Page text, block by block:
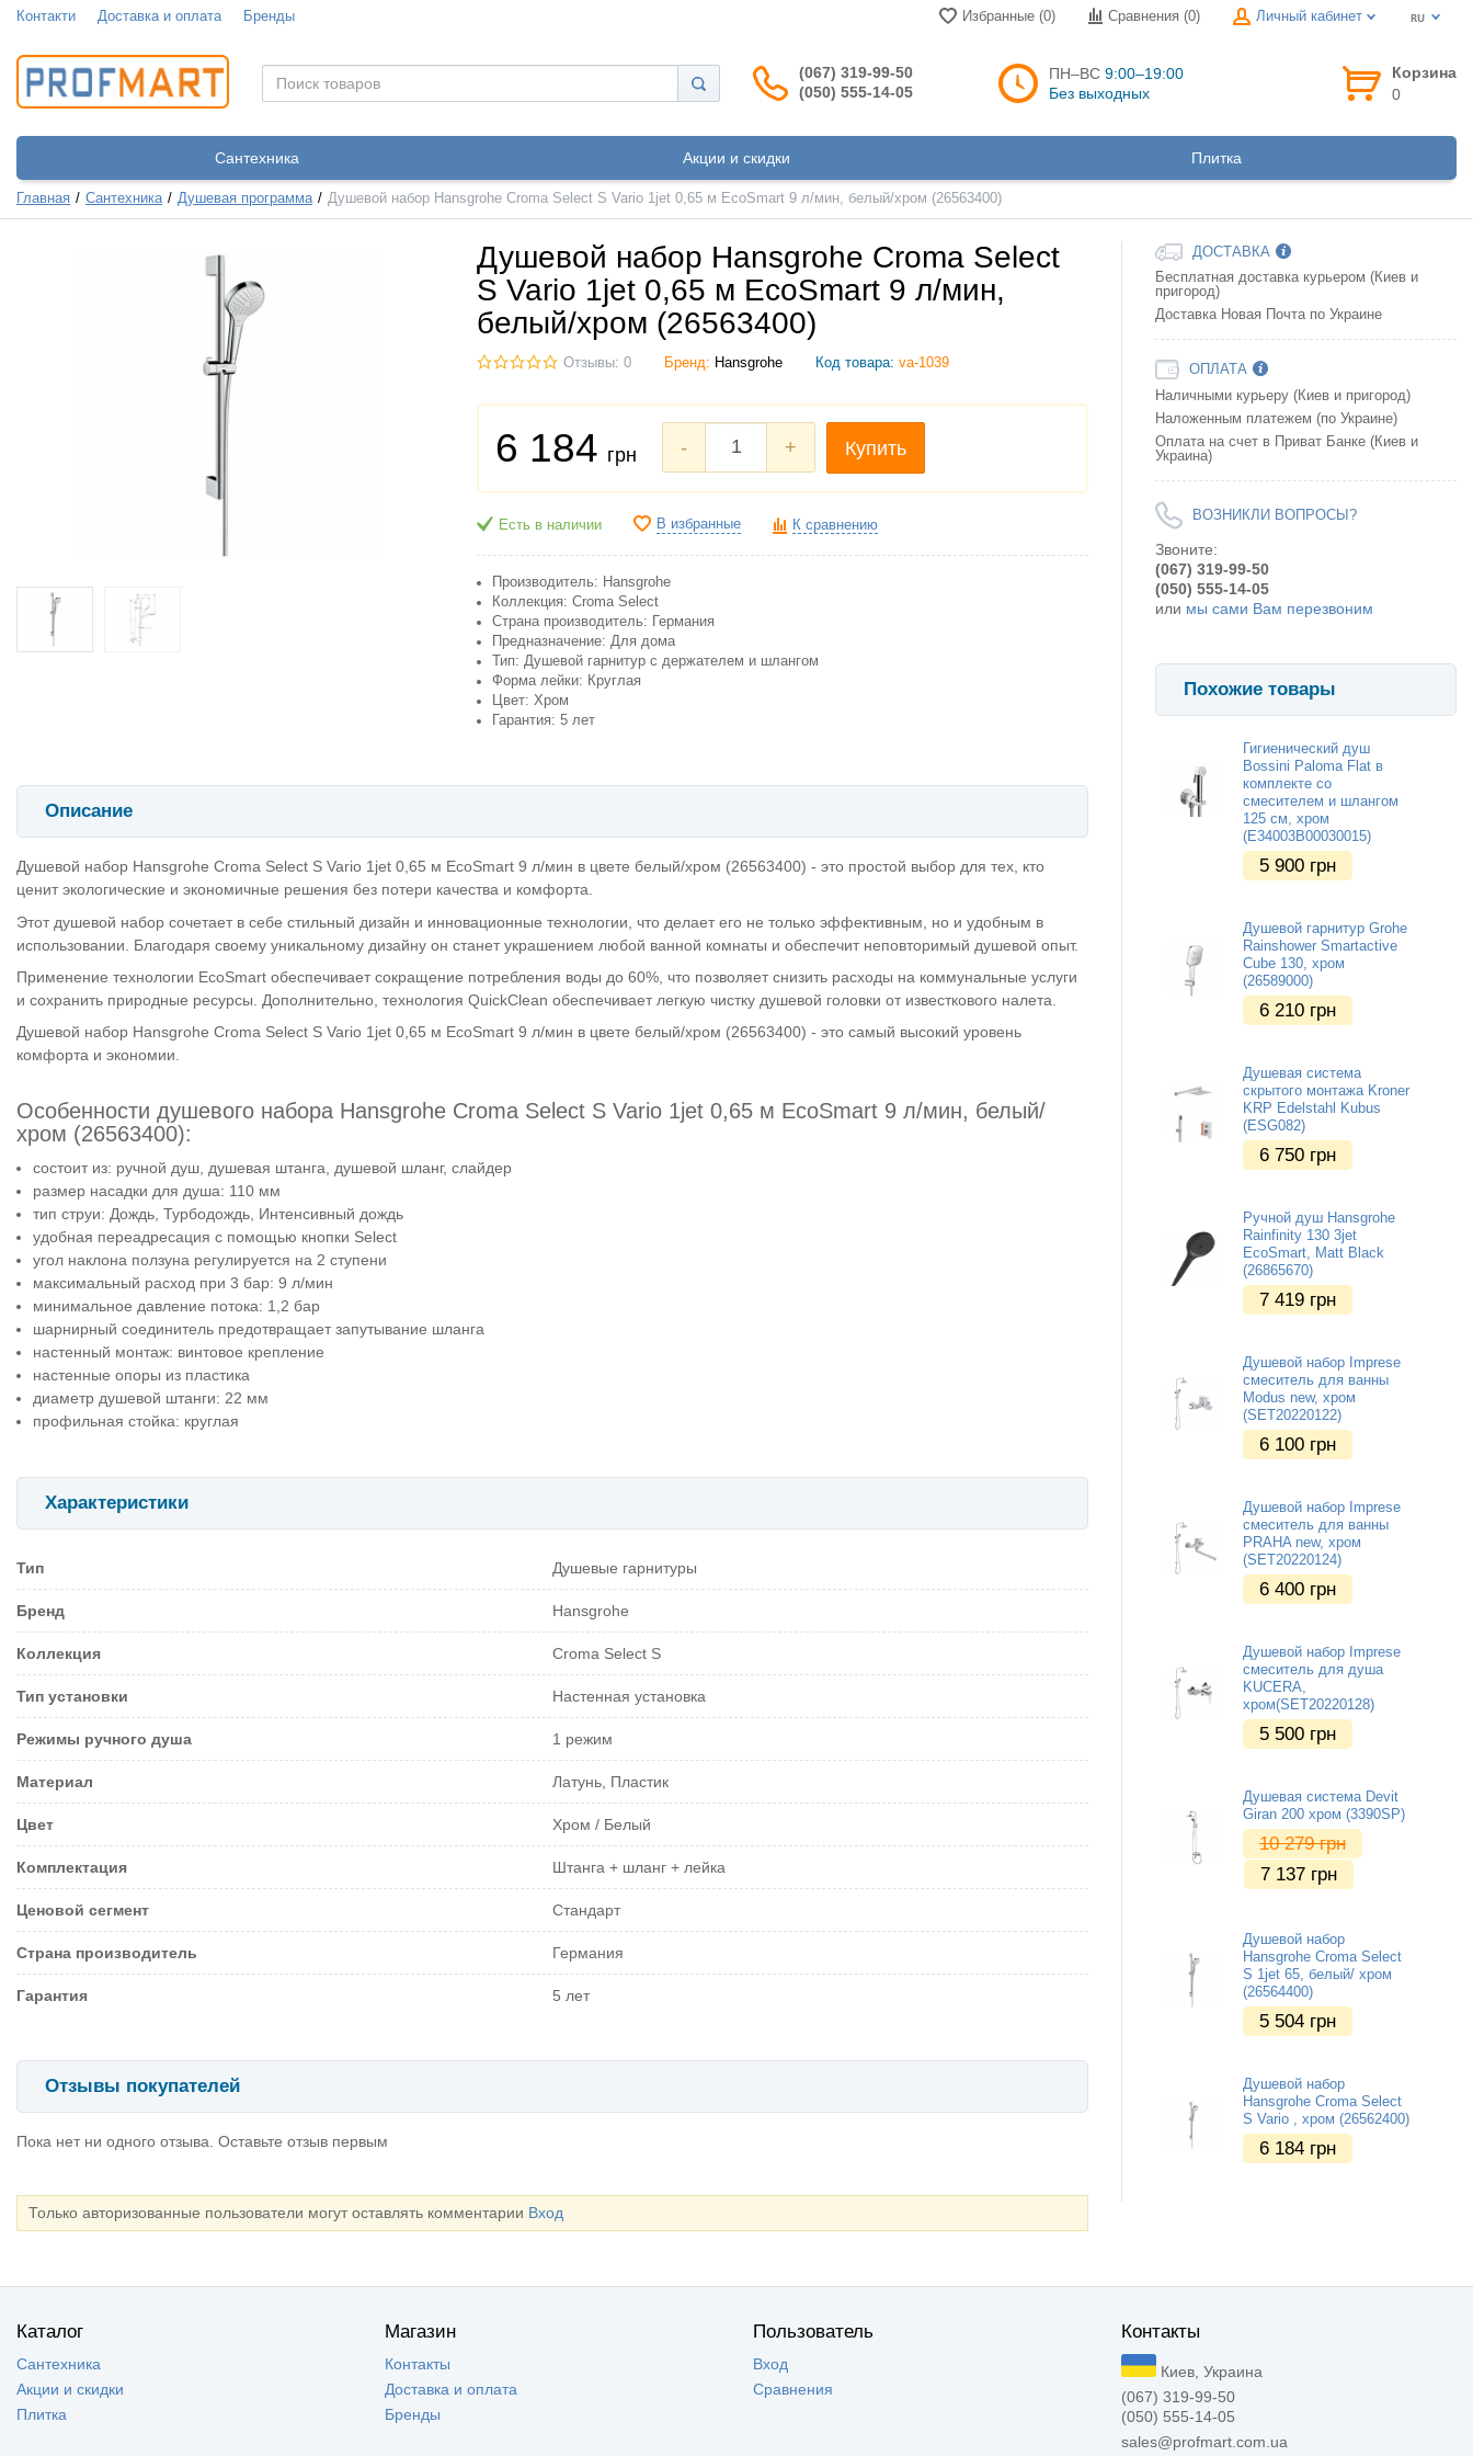
Контакти Доставка и оплата Бренды Избранные (0) Сравнения (0) Личный кабинет
(067) 319-99-50
(050) 555-14-05
ПН–ВС 9:00–19:00
Без выходных
Корзина
0
Сантехника Акции и скидки Плитка
Главная Сантехника Душевая программа Душевой набор Hansgrohe Croma Select S Vario 1jet 0,65 м EcoSmart 9 л/мин, белый/хром (26563400)
Душевой набор Hansgrohe Croma Select
S Vario 1jet 0,65 м EcoSmart 9 л/мин,
белый/хром (26563400)
Отзывы: 0 Бренд: Hansgrohe Код товара: va-1039
6 184 грн - + Купить
Есть в наличии В избранные К сравнению
Производитель: Hansgrohe
Коллекция: Croma Select
Страна производитель: Германия
Предназначение: Для дома
Тип: Душевой гарнитур с держателем и шлангом
Форма лейки: Круглая
Цвет: Хром
Гарантия: 5 лет
Описание
Душевой набор Hansgrohe Croma Select S Vario 1jet 0,65 м EcoSmart 9 л/мин в цвете белый/хром (26563400) - это простой выбор для тех, кто
ценит экологические и экономичные решения без потери качества и комфорта.
Этот душевой набор сочетает в себе стильный дизайн и инновационные технологии, что делает его не только эффективным, но и удобным в
использовании. Благодаря своему уникальному дизайну он станет украшением любой ванной комнаты и обеспечит неповторимый душевой опыт.
Применение технологии EcoSmart обеспечивает сокращение потребления воды до 60%, что позволяет снизить расходы на коммунальные услуги
и сохранить природные ресурсы. Дополнительно, технология QuickClean обеспечивает легкую чистку душевой головки от известкового налета.
Душевой набор Hansgrohe Croma Select S Vario 1jet 0,65 м EcoSmart 9 л/мин в цвете белый/хром (26563400) - это самый высокий уровень
комфорта и экономии.
Особенности душевого набора Hansgrohe Croma Select S Vario 1jet 0,65 м EcoSmart 9 л/мин, белый/
хром (26563400):
состоит из: ручной душ, душевая штанга, душевой шланг, слайдер
размер насадки для душа: 110 мм
тип струи: Дождь, Турбодождь, Интенсивный дождь
удобная переадресация с помощью кнопки Select
угол наклона ползуна регулируется на 2 ступени
максимальный расход при 3 бар: 9 л/мин
минимальное давление потока: 1,2 бар
шарнирный соединитель предотвращает запутывание шланга
настенный монтаж: винтовое крепление
настенные опоры из пластика
диаметр душевой штанги: 22 мм
профильная стойка: круглая
Характеристики
Тип Душевые гарнитуры
Бренд Hansgrohe
Коллекция Croma Select S
Тип установки Настенная установка
Режимы ручного душа 1 режим
Материал Латунь, Пластик
Цвет Хром / Белый
Комплектация Штанга + шланг + лейка
Ценовой сегмент Стандарт
Страна производитель Германия
Гарантия 5 лет
Отзывы покупателей
Пока нет ни одного отзыва. Оставьте отзыв первым
Только авторизованные пользователи могут оставлять комментарии Вход
ДОСТАВКА
Бесплатная доставка курьером (Киев и
пригород)
Доставка Новая Почта по Украине
ОПЛАТА
Наличными курьеру (Киев и пригород)
Наложенным платежем (по Украине)
Оплата на счет в Приват Банке (Киев и
Украина)
ВОЗНИКЛИ ВОПРОСЫ?
Звоните:
(067) 319-99-50
(050) 555-14-05
или мы сами Вам перезвоним
Похожие товары
Гигиенический душ
Bossini Paloma Flat в
комплекте со
смесителем и шлангом
125 см, хром
(E34003B00030015)
5 900 грн
Душевой гарнитур Grohe
Rainshower Smartactive
Cube 130, хром
(26589000)
6 210 грн
Душевая система
скрытого монтажа Kroner
KRP Edelstahl Kubus
(ESG082)
6 750 грн
Ручной душ Hansgrohe
Rainfinity 130 3jet
EcoSmart, Matt Black
(26865670)
7 419 грн
Душевой набор Imprese
смеситель для ванны
Modus new, хром
(SET20220122)
6 100 грн
Душевой набор Imprese
смеситель для ванны
PRAHA new, хром
(SET20220124)
6 400 грн
Душевой набор Imprese
смеситель для душа
KUCERA,
хром(SET20220128)
5 500 грн
Душевая система Devit
Giran 200 хром (3390SP)
10 279 грн
7 137 грн
Душевой набор
Hansgrohe Croma Select
S 1jet 65, белый/ хром
(26564400)
5 504 грн
Душевой набор
Hansgrohe Croma Select
S Vario , хром (26562400)
6 184 грн
Каталог
Сантехника
Акции и скидки
Плитка
Магазин
Контакты
Доставка и оплата
Бренды
Пользователь
Вход
Сравнения
Контакты
Киев, Украина
(067) 319-99-50
(050) 555-14-05
sales@profmart.com.ua